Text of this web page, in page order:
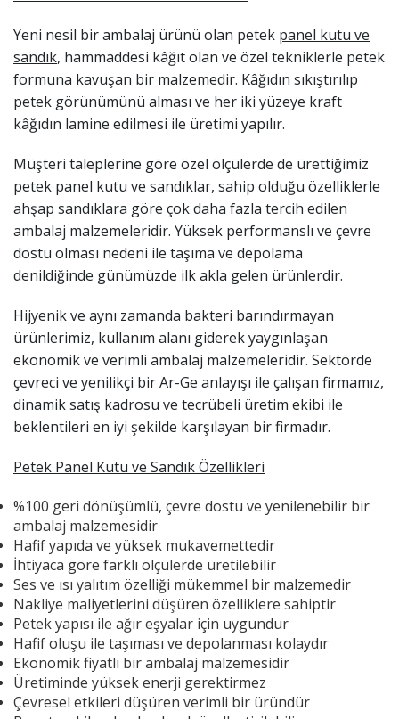
Yeni nesil bir ambalaj ürünü olan petek panel kutu ve
sandık, hammaddesi kâğıt olan ve özel tekniklerle petek
formuna kavuşan bir malzemedir. Kâğıdın sıkıştırılıp
petek görünümünü alması ve her iki yüzeye kraft
kâğıdın lamine edilmesi ile üretimi yapılır.
Müşteri taleplerine göre özel ölçülerde de ürettiğimiz
petek panel kutu ve sandıklar, sahip olduğu özelliklerle
ahşap sandıklara göre çok daha fazla tercih edilen
ambalaj malzemeleridir. Yüksek performanslı ve çevre
dostu olması nedeni ile taşıma ve depolama
denildiğinde günümüzde ilk akla gelen ürünlerdir.
Hijyenik ve aynı zamanda bakteri barındırmayan
ürünlerimiz, kullanım alanı giderek yaygınlaşan
ekonomik ve verimli ambalaj malzemeleridir. Sektörde
çevreci ve yenilikçi bir Ar-Ge anlayışı ile çalışan firmamız,
dinamik satış kadrosu ve tecrübeli üretim ekibi ile
beklentileri en iyi şekilde karşılayan bir firmadır.
Petek Panel Kutu ve Sandık Özellikleri
%100 geri dönüşümlü, çevre dostu ve yenilenebilir bir
ambalaj malzemesidir
Hafif yapıda ve yüksek mukavemettedir
İhtiyaca göre farklı ölçülerde üretilebilir
Ses ve ısı yalıtım özelliği mükemmel bir malzemedir
Nakliye maliyetlerini düşüren özelliklere sahiptir
Petek yapısı ile ağır eşyalar için uygundur
Hafif oluşu ile taşıması ve depolanması kolaydır
Ekonomik fiyatlı bir ambalaj malzemesidir
Üretiminde yüksek enerji gerektirmez
Çevresel etkileri düşüren verimli bir üründür